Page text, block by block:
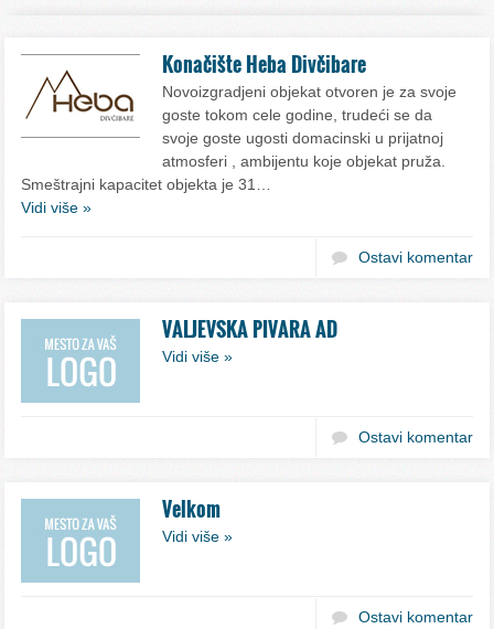
Konačište Heba Divčibare
Novoizgradjeni objekat otvoren je za svoje
goste tokom cele godine, trudeći se da
svoje goste ugosti domacinski u prijatnoj
atmosferi , ambijentu koje objekat pruža.
Smeštrajni kapacitet objekta je 31…
Vidi više »
Ostavi komentar
VALJEVSKA PIVARA AD
Vidi više »
Ostavi komentar
Velkom
Vidi više »
Ostavi komentar